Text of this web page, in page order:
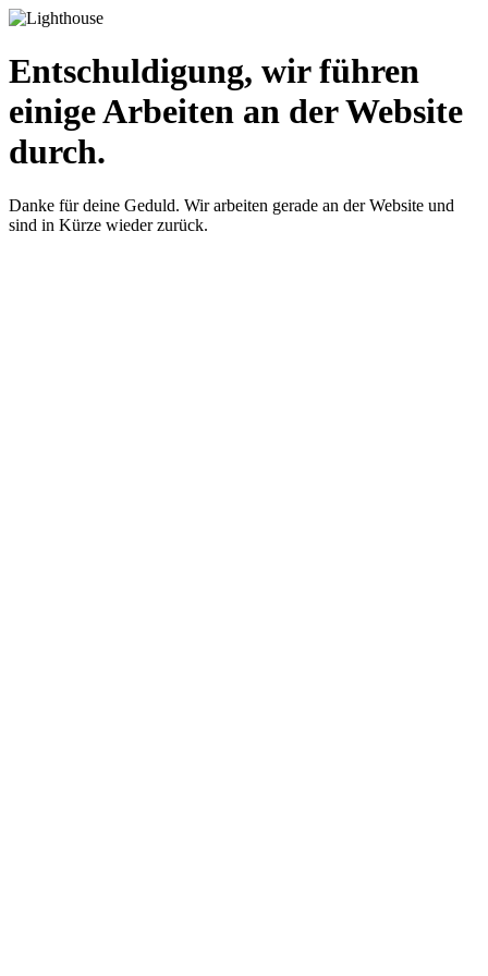
Entschuldigung, wir führen
einige Arbeiten an der Website
durch.
Danke für deine Geduld. Wir arbeiten gerade an der Website und
sind in Kürze wieder zurück.